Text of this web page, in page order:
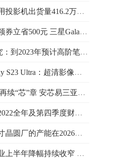
出货量416.2万台 同比增长19.5%
元 三星Galaxy S23 Ultra多重礼遇等你来
年预计高阶笔记本电脑显示市场将趋于持平
：超清影像赢得知名机构VCX五星级评价
”章 安芯易三亚年会成功举办！
第四季度财报：Q4营收283亿元，同比增
的产能在2026年达到960万片晶圆
年降幅持续收窄 保费增速有望改善